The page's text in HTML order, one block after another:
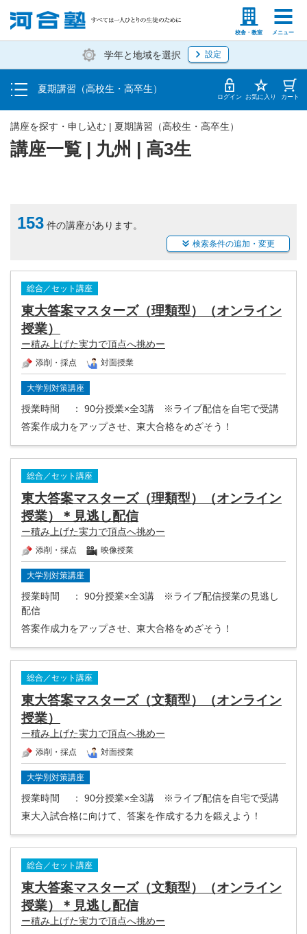
校舎・教室 メニュー
塾生の方 高等学校の先生
学年と地域を選択 設定
夏期講習（高校生・高卒生）
受講料・お申し込み方法
受講開始までの流れ
校舎・教室一覧 ログイン お気に入り カート
講座一覧 | 九州 | 高3生
講座を探す・申し込む | 夏期講習（高校生・高卒生）
153 件の講座があります。
検索条件の追加・変更
総合／セット講座
東大答案マスターズ（理類型）（オンライン
授業）
ー積み上げた実力で頂点へ挑めー
添削・採点 対面授業
大学別対策講座
授業時間
： 90分授業×全3講 ※ライブ配信を自宅で受講
答案作成力をアップさせ、東大合格をめざそう！
総合／セット講座
東大答案マスターズ（理類型）（オンライン
授業）＊見逃し配信
ー積み上げた実力で頂点へ挑めー
添削・採点 映像授業
大学別対策講座
授業時間
： 90分授業×全3講 ※ライブ配信授業の見逃し
配信
答案作成力をアップさせ、東大合格をめざそう！
総合／セット講座
東大答案マスターズ（文類型）（オンライン
授業）
ー積み上げた実力で頂点へ挑めー
添削・採点 対面授業
大学別対策講座
授業時間
： 90分授業×全3講 ※ライブ配信を自宅で受講
東大入試合格に向けて、答案を作成する力を鍛えよう！
総合／セット講座
東大答案マスターズ（文類型）（オンライン
授業）＊見逃し配信
ー積み上げた実力で頂点へ挑めー